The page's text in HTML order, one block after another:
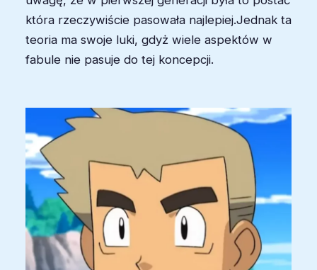
która rzeczywiście pasowała najlepiej.Jednak ta
teoria ma swoje luki, gdyż wiele aspektów w
fabule nie pasuje do tej koncepcji.